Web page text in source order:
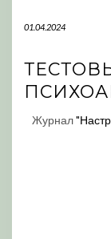
01.04.2024
Журнал